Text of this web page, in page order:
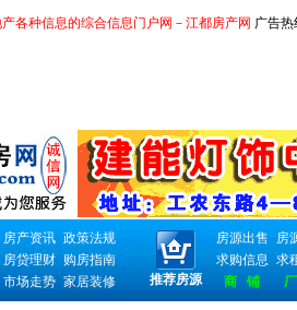
各种信息的综合信息门户网－江都房产网 广告热
房产资讯 政策法规
房贷理财
购房指南
市场走势 家居装修 推荐房源
房源出售
房
求购信息 求
商 铺